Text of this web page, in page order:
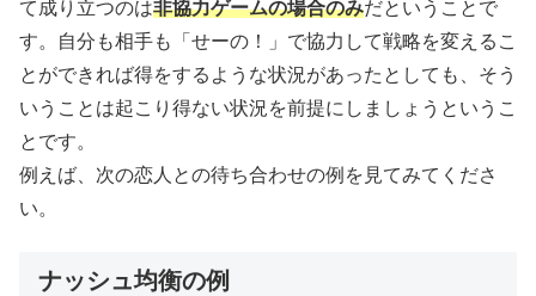
て成り立つのは非協力ゲームの場合のみだということで
す。自分も相手も「せーの！」で協力して戦略を変えるこ
とができれば得をするような状況があったとしても、そう
いうことは起こり得ない状況を前提にしましょうというこ
とです。
例えば、次の恋人との待ち合わせの例を見てみてくださ
い。
ナッシュ均衡の例